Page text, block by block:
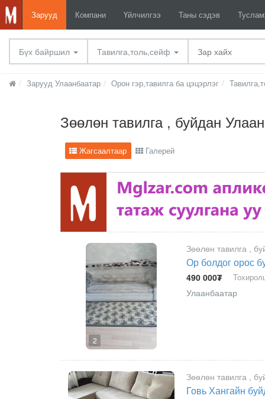
Зарууд Компани Үйлчилгээ Таны сэдэв
Бүх байршил Тавилга,толь,сейф
Зарууд Улаанбаатар Орон гэр,тавилга ба цэцэрлэг
Зөөлөн тавилга , буйдан
Жагсаалтаар Галерей
2
Зөөлөн тавилга ,
Ор болдог орос
490 000₮
Улаанбаатар
Зөөлөн тавилга ,
Говь Хангайн